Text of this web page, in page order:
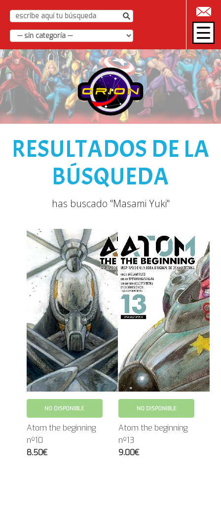
|
RESULTADOS DE LA
BÚSQUEDA
has buscado "Masami Yuki"
NO DISPONIBLE
Atom the beginning
nº10
8.50€
NO DISPONIBLE
Atom the beginning
nº13
9.00€